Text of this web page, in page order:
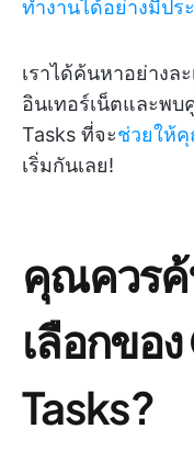
ทำงานได้อย่างมีป
เราได้ค้นหาอย่างล
อินเทอร์เน็ตและพบ
Tasks ที่จะช่วยให้
เริ่มกันเลย!
คุณควรค้
เลือกขอ
Tasks?